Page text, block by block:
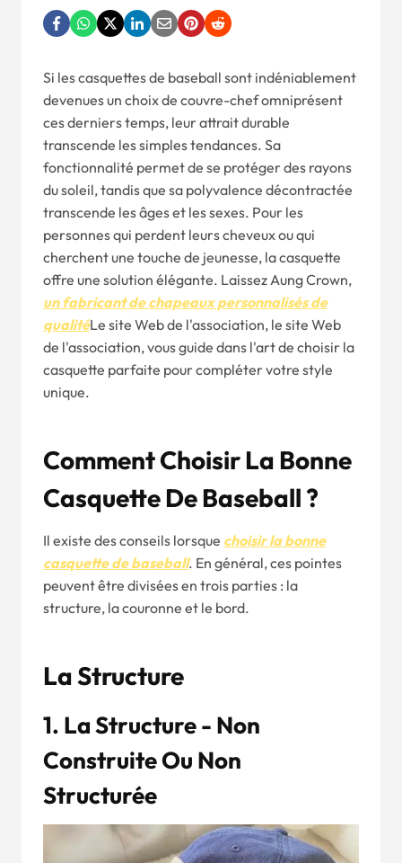
Si les casquettes de baseball sont indéniablement
devenues un choix de couvre-chef omniprésent
ces derniers temps, leur attrait durable
transcende les simples tendances. Sa
fonctionnalité permet de se protéger des rayons
du soleil, tandis que sa polyvalence décontractée
transcende les âges et les sexes. Pour les
personnes qui perdent leurs cheveux ou qui
cherchent une touche de jeunesse, la casquette
offre une solution élégante. Laissez Aung Crown,
un fabricant de chapeaux personnalisés de
qualitéLe site Web de l'association, le site Web
de l'association, vous guide dans l'art de choisir la
casquette parfaite pour compléter votre style
unique.
Comment Choisir La Bonne
Casquette De Baseball ?
Il existe des conseils lorsque choisir la bonne
casquette de baseball. En général, ces pointes
peuvent être divisées en trois parties : la
structure, la couronne et le bord.
La Structure
1. La Structure - Non
Construite Ou Non
Structurée